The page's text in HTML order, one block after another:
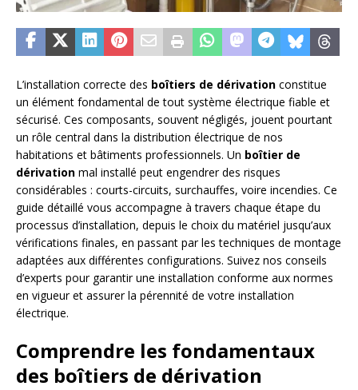
L’installation correcte des boîtiers de dérivation constitue
un élément fondamental de tout système électrique fiable et
sécurisé. Ces composants, souvent négligés, jouent pourtant
un rôle central dans la distribution électrique de nos
habitations et bâtiments professionnels. Un boîtier de
dérivation mal installé peut engendrer des risques
considérables : courts-circuits, surchauffes, voire incendies. Ce
guide détaillé vous accompagne à travers chaque étape du
processus d’installation, depuis le choix du matériel jusqu’aux
vérifications finales, en passant par les techniques de montage
adaptées aux différentes configurations. Suivez nos conseils
d’experts pour garantir une installation conforme aux normes
en vigueur et assurer la pérennité de votre installation
électrique.
Comprendre les fondamentaux
des boîtiers de dérivation